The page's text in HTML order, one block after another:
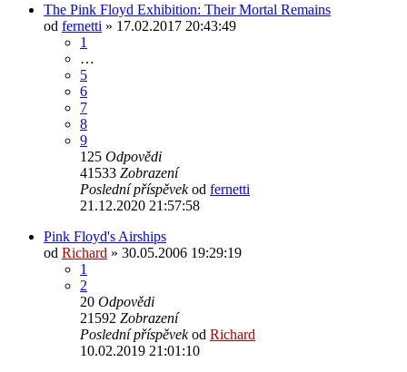
The Pink Floyd Exhibition: Their Mortal Remains
od fernetti » 17.02.2017 20:43:49
1
…
5
6
7
8
9
125 Odpovědi
41533 Zobrazení
Poslední příspěvekod fernetti
21.12.2020 21:57:58
Pink Floyd's Airships
od Richard » 30.05.2006 19:29:19
1
2
20 Odpovědi
21592 Zobrazení
Poslední příspěvekod Richard
10.02.2019 21:01:10